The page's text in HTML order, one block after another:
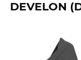
DEVELON